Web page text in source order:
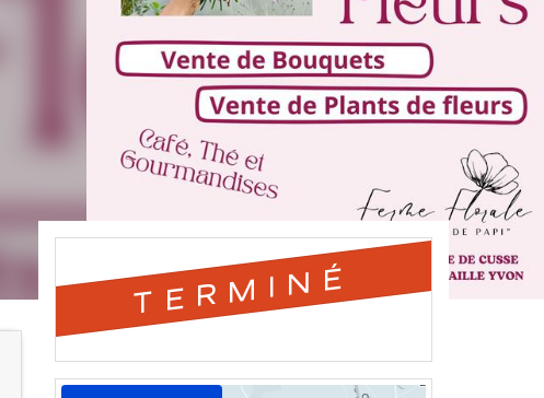
TERMINÉ